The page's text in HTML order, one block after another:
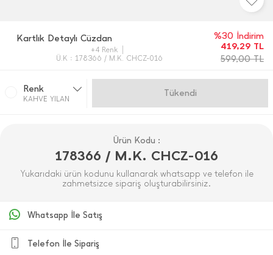
Kartlık Detaylı Cüzdan
+4 Renk
Ü.K : 178366 / M.K. CHCZ-016
%30 İndirim
419,29 TL
599,00TL
Renk
KAHVE YILAN
Gelince Haber Ver
Ürün Kodu :
178366 / M.K. CHCZ-016
Yukarıdaki ürün kodunu kullanarak whatsapp ve telefon ile
zahmetsizce sipariş oluşturabilirsiniz.
Whatsapp İle Satış
Telefon İle Sipariş